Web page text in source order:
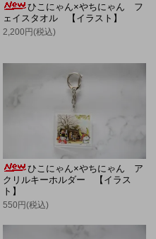
ひこにゃん×やちにゃん フ
ェイスタオル 【イラスト】
2,200円(税込)
ひこにゃん×やちにゃん ア
クリルキーホルダー 【イラス
ト】
550円(税込)